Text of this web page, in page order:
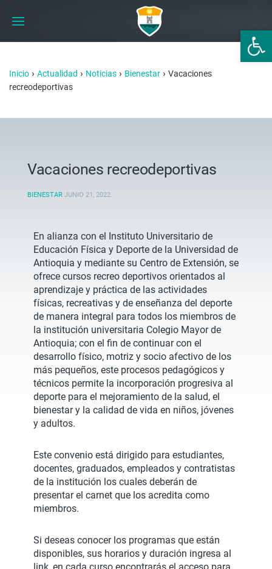
Abrir
Inicio › Actualidad › Noticias › Bienestar › Vacaciones
recreodeportivas
Vacaciones recreodeportivas
BIENESTAR JUNIO 21, 2022.
En alianza con el Instituto Universitario de
Educación Física y Deporte de la Universidad de
Antioquia y mediante su Centro de Extensión, se
ofrece cursos recreo deportivos orientados al
aprendizaje y práctica de las actividades
físicas, recreativas y de enseñanza del deporte
de manera integral para todos los miembros de
la institución universitaria Colegio Mayor de
Antioquia; con el fin de continuar con el
desarrollo físico, motriz y socio afectivo de los
más pequeños, este procesos pedagógicos y
técnicos permite la incorporación progresiva al
deporte para el mejoramiento de la salud, el
bienestar y la calidad de vida en niños, jóvenes
y adultos.
Este convenio está dirigido para estudiantes,
docentes, graduados, empleados y contratistas
de la institución los cuales deberán de
presentar el carnet que los acredita como
miembros.
Si deseas conocer los programas que están
disponibles, sus horarios y duración ingresa al